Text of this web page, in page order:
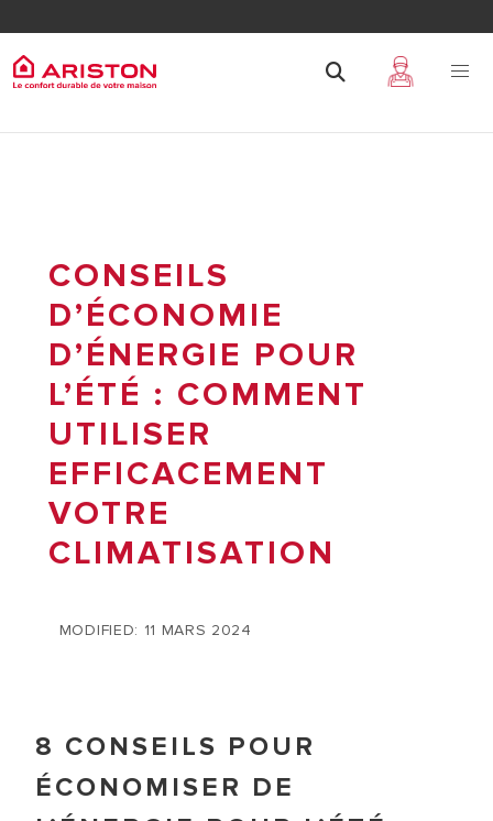
CONSEILS
D’ÉCONOMIE
D’ÉNERGIE POUR
L’ÉTÉ : COMMENT
UTILISER
EFFICACEMENT
VOTRE
CLIMATISATION
MODIFIED: 11 MARS 2024
8 CONSEILS POUR
ÉCONOMISER DE